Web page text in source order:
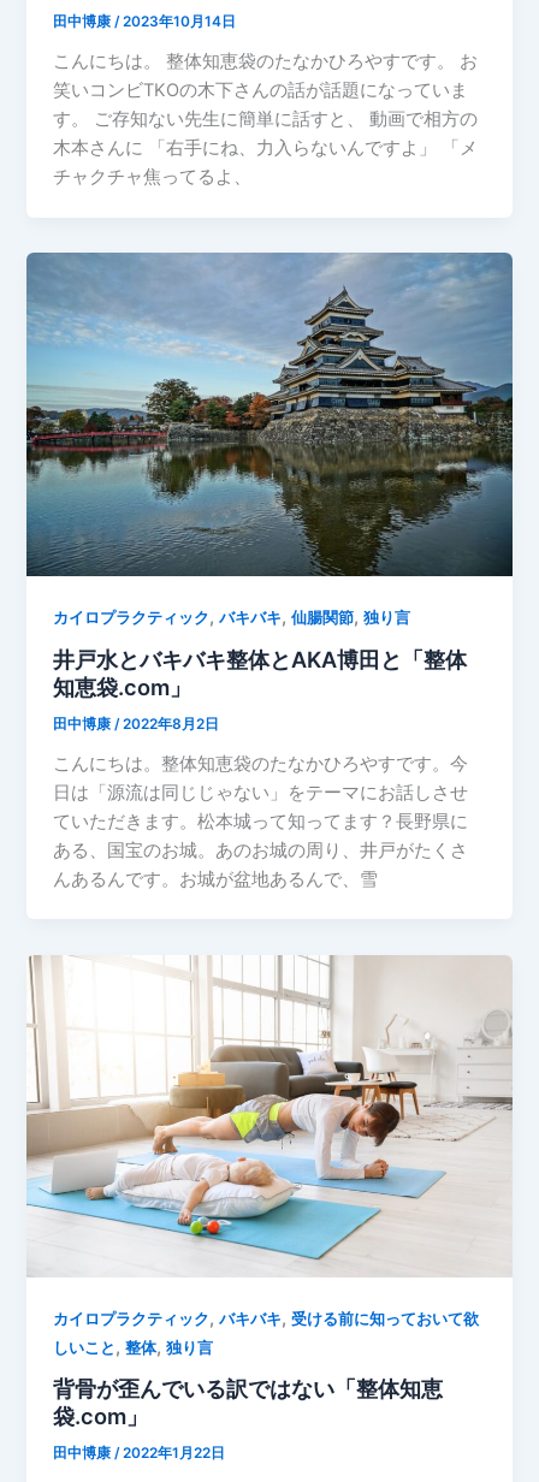
田中博康/2023年10月14日
こんにちは。 整体知恵袋のたなかひろやすです。 お
笑いコンビTKOの木下さんの話が話題になっていま
す。 ご存知ない先生に簡単に話すと、 動画で相方の
木本さんに 「右手にね、力入らないんですよ」 「メ
チャクチャ焦ってるよ、
カイロプラクティック,バキバキ,仙腸関節,独り言
井戸水とバキバキ整体とAKA博田と「整体
知恵袋.com」
田中博康 /2022年8月2日
こんにちは。整体知恵袋のたなかひろやすです。今
日は「源流は同じじゃない」をテーマにお話しさせ
ていただきます。松本城って知ってます？長野県に
ある、国宝のお城。あのお城の周り、井戸がたくさ
んあるんです。お城が盆地あるんで、雪
カイロプラクティック,バキバキ,受ける前に知っておいて欲
しいこと ,整体,独り言
背骨が歪んでいる訳ではない「整体知恵
袋.com」
田中博康/2022年1月22日